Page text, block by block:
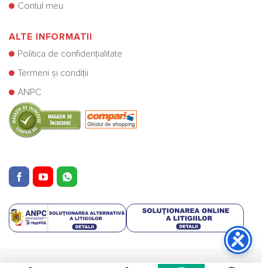
Contul meu
ALTE INFORMATII
Politica de confidențialitate
Termeni și condiții
ANPC